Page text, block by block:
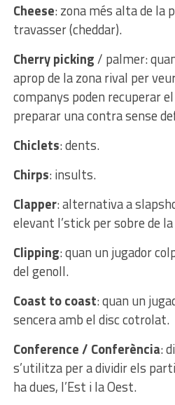
Cheese: zona més alta de la
travasser (cheddar).
Cherry picking/ palmer:
aprop de la zona rival per
companys poden recuperar
preparar una contra sense
Chiclets: dents.
Chirps: insults.
Clapper: alternativa a
elevant l’stick per sobre de
Clipping: quan un jugador
del genoll.
Coast to coast: quan un
sencera amb el disc cotrolat.
Conference / Conferència:
s’utilitza per a dividir els
ha dues, l’Est i la Oest.